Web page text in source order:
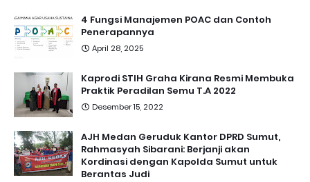
4 Fungsi Manajemen POAC dan Contoh
Penerapannya
April 28, 2025
Kaprodi STIH Graha Kirana Resmi Membuka
Praktik Peradilan Semu T.A 2022
Desember 15, 2022
AJH Medan Geruduk Kantor DPRD Sumut,
Rahmasyah Sibarani: Berjanji akan
Kordinasi dengan Kapolda Sumut untuk
Berantas Judi